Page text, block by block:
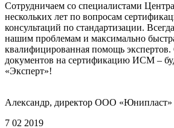
Сотрудничаем со специалистами
нескольких лет по вопросам
консультаций по стандартизации.
нашим проблемам и максимально
квалифицированная помощь экспертов.
документов на сертификацию ИСМ –
«Эксперт»!
Александр, директор ООО «Юнипласт»
7 02 2019